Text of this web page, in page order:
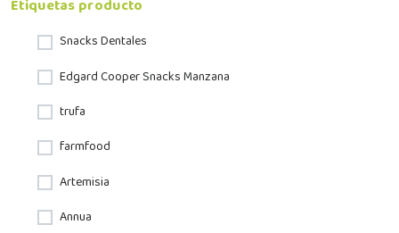
Etiquetas producto
Snacks Dentales
Edgard Cooper Snacks Manzana
trufa
farmfood
Artemisia
Annua